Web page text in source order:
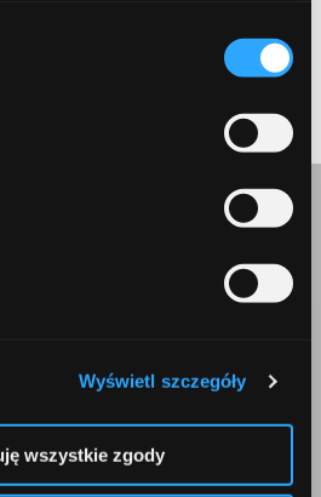
cookies. Więcej:
Polityka
Wyświetl szczegóły
wszystkie zgody